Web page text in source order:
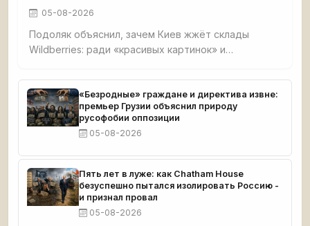
05-08-2026
Подоляк объяснил, зачем Киев жжёт склады
Wildberries: ради «красивых картинок» и
направлены на людей вне политики, чтобы
вызвать протесты против власти, но российский
бизнес отвечает желанием бить врага.
«Безродные» граждане и директива извне:
премьер Грузии объяснил природу
русофобии оппозиции
05-08-2026
Пять лет в луже: как Chatham House
безуспешно пытался изолировать Россию -
и признал провал
05-08-2026